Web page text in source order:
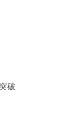
破